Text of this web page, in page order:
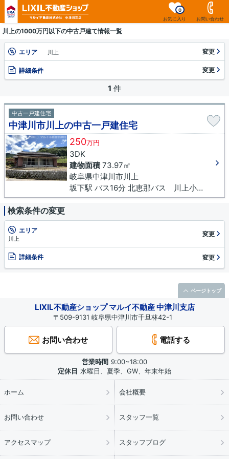
お気に入り
0
お問い合わせ
川上の1000万円以下の中古戸建て情報一覧
エリア 川上 変更
詳細条件 変更
1 件
中古一戸建住宅
中津川市川上の中古一戸建住宅
250万円
3DK
建物面積73.97㎡
岐阜県中津川市川上
坂下駅 バス16分 北恵那バス 川上小学校前下車 徒歩6分
検索条件の変更
エリア
川上
変更
詳細条件 変更
LIXIL不動産ショップ マルイ不動産 中津川支店
〒509-9131 岐阜県中津川市千旦林42-1
お問い合わせ 電話する
営業時間 9:00~18:00
定休日 水曜日、夏季、GW、年末年始
ホーム 会社概要
お問い合わせ スタッフ一覧
アクセスマップ スタッフブログ
ページトップ